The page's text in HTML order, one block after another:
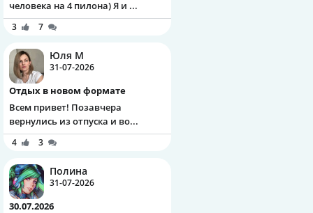
человека на 4 пилона) Я и ...
3 7
Юля М
31-07-2026
Отдых в новом формате
Всем привет! Позавчера
вернулись из отпуска и во...
4 3
Полина
31-07-2026
30.07.2026